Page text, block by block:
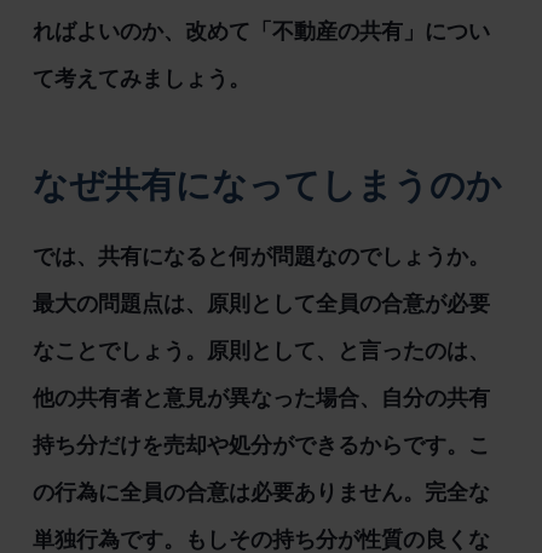
ればよいのか、改めて「不動産の共有」につい
て考えてみましょう。
なぜ共有になってしまうのか
では、共有になると何が問題なのでしょうか。
最大の問題点は、原則として全員の合意が必要
なことでしょう。原則として、と言ったのは、
他の共有者と意見が異なった場合、自分の共有
持ち分だけを売却や処分ができるからです。こ
の行為に全員の合意は必要ありません。完全な
単独行為です。もしその持ち分が性質の良くな